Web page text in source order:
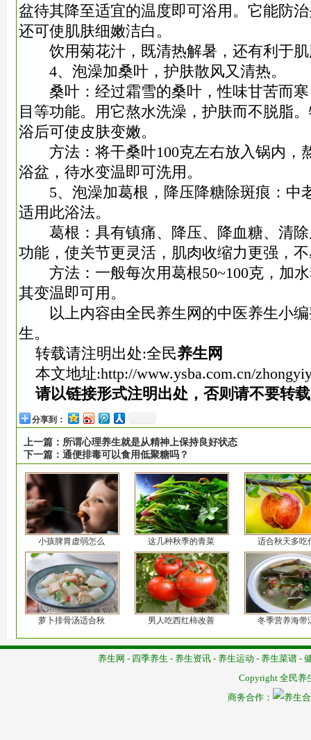
盆待其降至适宜的温度即可浴用。它能防
还可使肌肤细嫩洁白。
饮用菊花汁，既清热解暑，还有利于肌
4、泡澡加桑叶，护肤散风又清热。
桑叶：经过霜雪的桑叶，性味甘苦而寒
目等功能。用它熬水洗澡，护肤而不脱脂
浴后可使皮肤变嫩。
方法：将干桑叶100克左右放入锅内，
浴盆，待水变温即可洗用。
5、泡澡加葛根，降压降糖除斑痕：中
适用此浴法。
葛根：具有镇痛、降压、降血糖、清除
功能，使关节更灵活，肌肉收缩力更强，
方法：一般每次用葛根50~100克，加水
其变温即可用。
以上内容由全民养生网的中医养生小编
生。
转载请注明出处:全民养生网
本文地址:http://www.ysba.com.cn/
请以链接形式注明出处，否则请不要转
分享到：
上一篇： 所谓心理养生就是从精神上保持良好状态
下一篇： 通便排毒可以食用低聚糖吗？
小孩脾胃虚弱怎么 这几种秋季的青菜 适合秋天多吃
萝卜排骨汤适合秋 男人吃西红柿改善 冬季营养海带
养生网 - 四季养生 - 养生资讯 - 养生运动 - 养生菜谱 -
Copyright 全民养
商务合作：